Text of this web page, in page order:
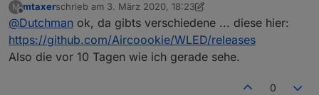
@ DutchmanVersion 0.9.1 läuft bei mir
problemlos mit deiner aktuellen Adapterversion
welche 0.9.1, rc1 .... rc2 oder. die vor 9 Tagen
released wurde ?
M
Offline
mtaxerschrieb am 3. März 2020, 18:23
zuletzt editiert von mtaxer 3. Apr. 2020, 13:03
@Dutchman ok, da gibts verschiedene ... diese hier:
https://github.com/Aircoookie/WLED/releases
Also die vor 10 Tagen wie ich gerade sehe.
0